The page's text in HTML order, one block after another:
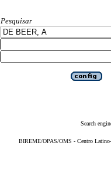
Pesquisar
Search
BIREME/OPAS/OMS - Centro Latino-